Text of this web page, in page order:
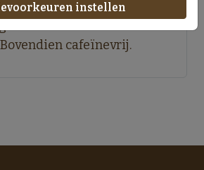
cafeïnevrij.
instellen